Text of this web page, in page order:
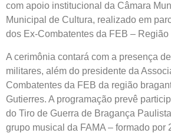
com apoio institucional da Câmara
Municipal de Cultura, realizado em
dos Ex-Combatentes da FEB – Região
A cerimônia contará com a presença
militares, além do presidente da
Combatentes da FEB da região
Gutierres. A programação prevê
do Tiro de Guerra de Bragança
grupo musical da FAMA – formado por